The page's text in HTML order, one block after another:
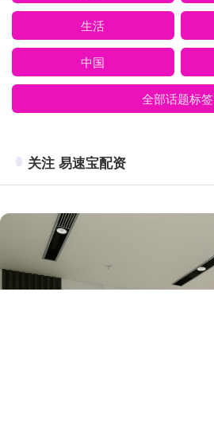
生活
中国
全部话题标签
关注 易速宝配资